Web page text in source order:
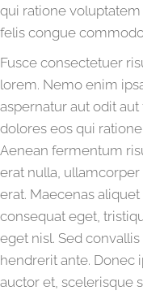
qui ratione
felis congue
Fusce consectetuer
lorem. Nemo enim
aspernatur aut odit
dolores eos qui
Aenean fermentum
erat nulla,
erat. Maecenas
consequat eget,
eget nisl. Sed
hendrerit ante. Donec
auctor et, scelerisque